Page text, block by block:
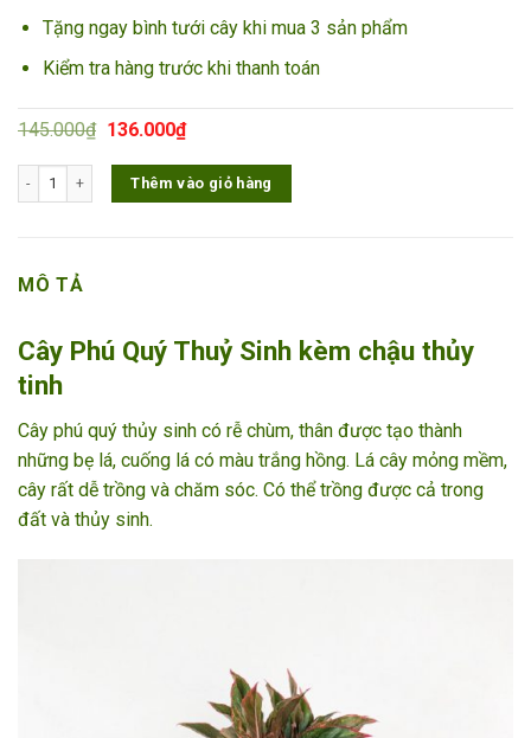
Tặng ngay bình tưới cây khi mua 3 sản phẩm
Kiểm tra hàng trước khi thanh toán
145.000₫ Giá
là:
145.000₫.
136.000₫Giá
hiện
tại
là:
136.000₫.
Cây Phú Quý thủy sinh số lượng
Thêm vào giỏ hàng
MÔ TẢ
Cây Phú Quý Thuỷ Sinh kèm chậu thủy
tinh
Cây phú quý thủy sinh có rễ chùm, thân được tạo thành
những bẹ lá, cuống lá có màu trắng hồng. Lá cây mỏng mềm,
cây rất dễ trồng và chăm sóc. Có thể trồng được cả trong
đất và thủy sinh.